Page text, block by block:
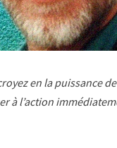
en la puissance
à l’action